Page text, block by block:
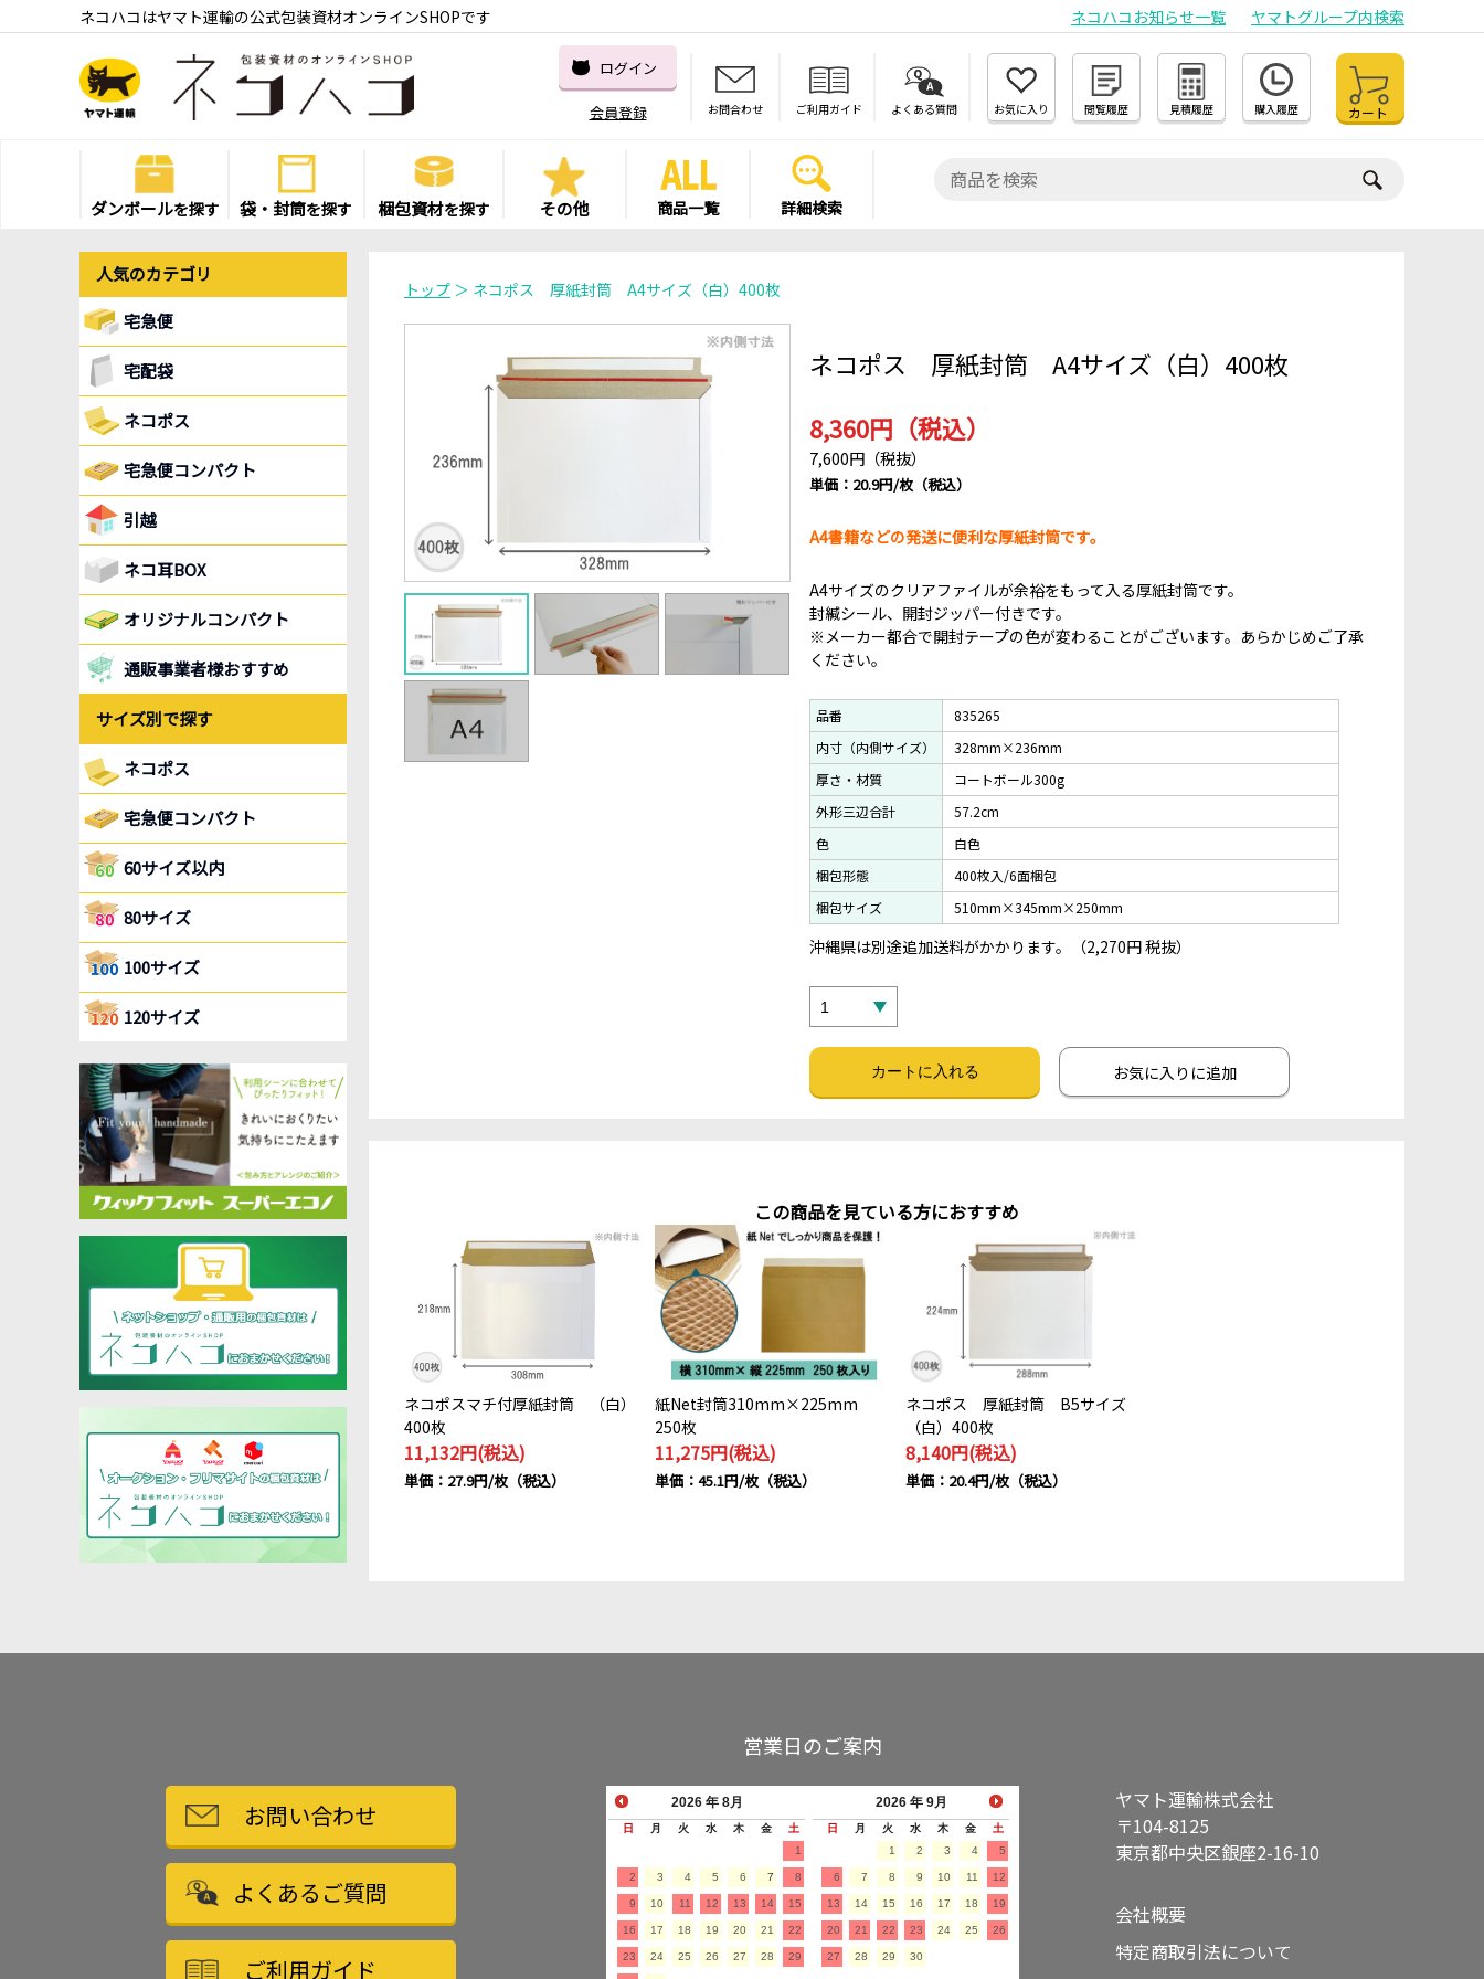
ネコハコはヤマト運輸の公式包装資材オンラインSHOPです ネコハコお知らせ一覧 ヤマトグループ内検索
ログイン
会員登録 お問合わせ ご利用ガイド よくある質問 お気に入り 閲覧履歴 見積履歴 購入履歴 カート
ダンボールを探す 袋・封筒を探す 梱包資材を探す その他 商品一覧 詳細検索
人気のカテゴリ
宅急便
宅配袋
ネコポス
宅急便コンパクト
引越
ネコ耳BOX
オリジナルコンパクト
通販事業者様おすすめ
サイズ別で探す
ネコポス
宅急便コンパクト
60サイズ以内
80サイズ
100サイズ
120サイズ
トップ ＞ ネコポス 厚紙封筒 A4サイズ（白）400枚
ネコポス 厚紙封筒 A4サイズ（白）400枚
8,360円（税込）
7,600円（税抜）
単価：20.9円/枚（税込）
A4書籍などの発送に便利な厚紙封筒です。
A4サイズのクリアファイルが余裕をもって入る厚紙封筒です。
封緘シール、開封ジッパー付きです。
※メーカー都合で開封テープの色が変わることがございます。あらかじめご了承
ください。
品番
835265
内寸（内側サイズ）
328mm×236mm
厚さ・材質
コートボール300g
外形三辺合計
57.2cm
色
白色
梱包形態
400枚入/6面梱包
梱包サイズ
510mm×345mm×250mm
沖縄県は別途追加送料がかかります。（2,270円 税抜）
お気に入りに追加
この商品を見ている方におすすめ
ネコポスマチ付厚紙封筒 （白）
400枚
11,132円(税込)
単価：27.9円/枚（税込）
紙Net封筒310mm×225mm
250枚
11,275円(税込)
単価：45.1円/枚（税込）
ネコポス 厚紙封筒 B5サイズ
（白）400枚
8,140円(税込)
単価：20.4円/枚（税込）
お問い合わせ
よくあるご質問
ご利用ガイド
営業日のご案内
2026 年 8月
日 月 火 水 木 金
土
1
2 3 4 5 6 7 8
9 10 11 12 13 14 15
16 17 18 19 20 21 22
23 24 25 26 27 28 29
2026 年 9月
日 月 火 水 木 金
土
1
2 3 4 5
6 7 8 9 10 11 12
13 14 15 16 17 18 19
20 21 22 23 24 25 26
27 28 29 30
ヤマト運輸株式会社
〒104-8125
東京都中央区銀座2-16-10
会社概要
特定商取引法について